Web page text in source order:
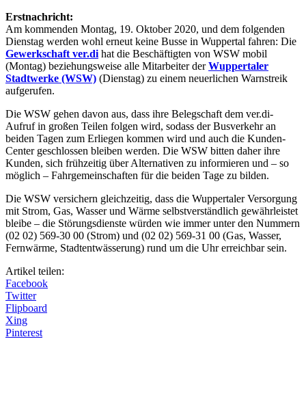
Erstnachricht:
Am kommenden Montag, 19. Oktober 2020, und dem folgenden
Dienstag werden wohl erneut keine Busse in Wuppertal fahren: Die
Gewerkschaft ver.di hat die Beschäftigten von WSW mobil
(Montag) beziehungsweise alle Mitarbeiter derWuppertaler
Stadtwerke (WSW) (Dienstag) zu einem neuerlichen Warnstreik
aufgerufen.
Die WSW gehen davon aus, dass ihre Belegschaft dem ver.di-
Aufruf in großen Teilen folgen wird, sodass der Busverkehr an
beiden Tagen zum Erliegen kommen wird und auch die Kunden-
Center geschlossen bleiben werden. Die WSW bitten daher ihre
Kunden, sich frühzeitig über Alternativen zu informieren und – so
möglich – Fahrgemeinschaften für die beiden Tage zu bilden.
Die WSW versichern gleichzeitig, dass die Wuppertaler Versorgung
mit Strom, Gas, Wasser und Wärme selbstverständlich gewährleistet
bleibe – die Störungsdienste würden wie immer unter den Nummern
(02 02) 569-30 00 (Strom) und (02 02) 569-31 00 (Gas, Wasser,
Fernwärme, Stadtentwässerung) rund um die Uhr erreichbar sein.
Artikel teilen:
Facebook
Twitter
Flipboard
Xing
Pinterest